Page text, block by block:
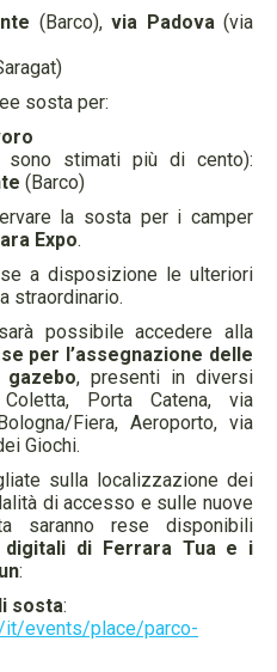
(Barco),via Padova (via
sosta per:
sono stimati più di cento):
(Barco)
la sosta per i camper
Expo.
a disposizione le ulteriori
straordinario.
possibile accedere alla
per l’assegnazione delle
, presenti in diversi
Porta Catena, via
Fiera, Aeroporto, via
Giochi.
sulla localizzazione dei
di accesso e sulle nuove
saranno rese disponibili
digitali di Ferrara Tua e i
:
sosta:
it/events/place/parco-